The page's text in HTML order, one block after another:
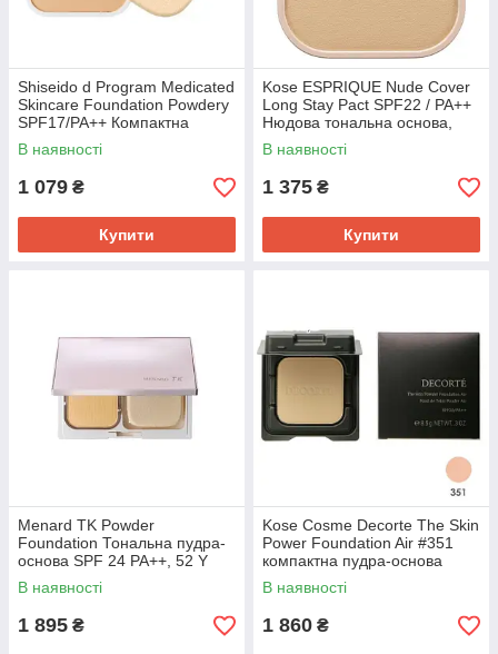
Shiseido d Program Medicated
Skincare Foundation Powdery
SPF17/PA++ Компактна
пудра, OC20, рефіл 10,5 г
В наявності
1 079 ₴
Купити
Kose ESPRIQUE Nude Cover
Long Stay Pact SPF22 / PA++
Нюдова тональна основа,
BO-305 Beige Ocher, рефіл, 9
гВ наявності
1 375 ₴
Купити
Menard TK Powder
Foundation Тональна пудра-
основа SPF 24 PA++, 52 Y
беж, 12 г
В наявності
1 895 ₴
Kose Cosme Decorte The Skin
Power Foundation Air #351
компактна пудра-основа
SPF20/PA++ без кейса 8,5 г
В наявності
1 860 ₴